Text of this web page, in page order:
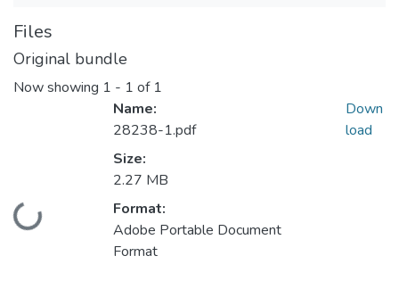
Files
Original bundle
Now showing 1 - 1 of 1
Loading...
Name:
28238-1.pdf
Size:
2.27 MB
Format:
Adobe Portable Document
Format
Down
load